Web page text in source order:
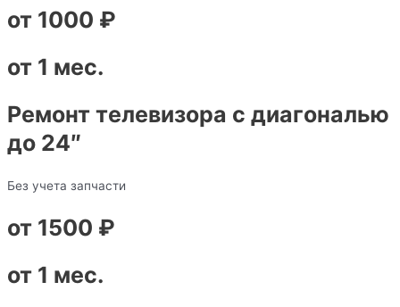
от 1000 ₽
от 1 мес.
Ремонт телевизора с диагональю
до 24″
Без учета запчасти
от 1500 ₽
от 1 мес.